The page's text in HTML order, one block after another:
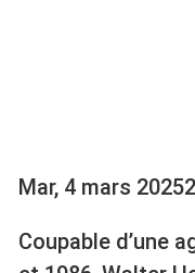
Mar, 4 mars 2025
Coupable d’une